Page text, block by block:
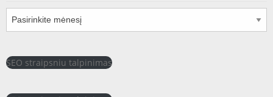
SEO straipsniu talpinimas